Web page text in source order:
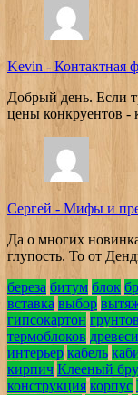
Kevin - Контактная
Добрый день. Если
цены конкруентов -
Сергей - Мифы и
Да о многих
глупость. То от
береза битум блок
вставка выбор
гипсокартон
термоблоков
интерьер кабель
кирпич Клееный
конструкция корпус